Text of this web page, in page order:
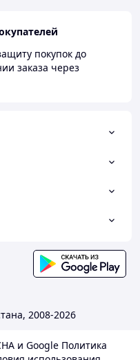
покупок до
заказа через
2008-2026
и Google Политика